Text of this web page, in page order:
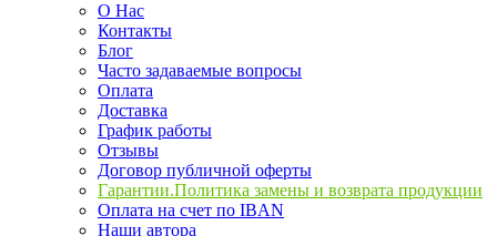
О Нас
Контакты
Блог
Часто задаваемые вопросы
Оплата
Доставка
График работы
Отзывы
Договор публичной оферты
Гарантии.Политика замены и возврата продукции
Оплата на счет по IBAN
Наши автора